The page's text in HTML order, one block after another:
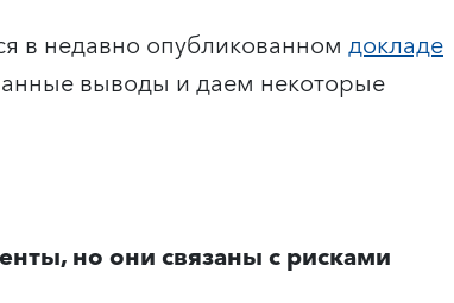
в недавно опубликованном докладе
выводы и даем некоторые
но они связаны с рисками